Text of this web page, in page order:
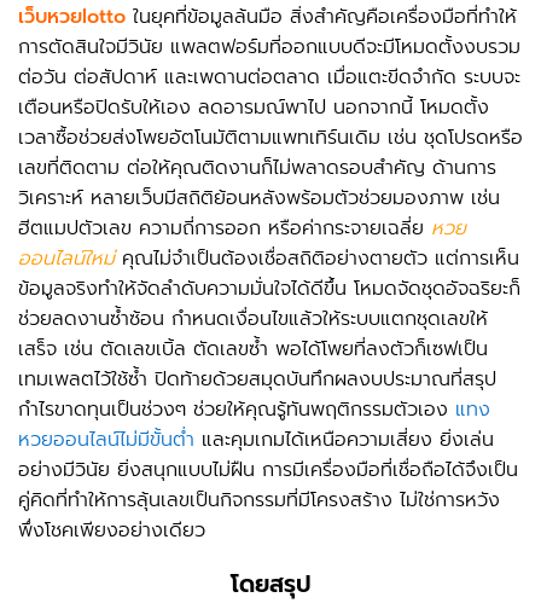
เว็บหวยlotto ในยุคที่ข้อมูลล้นมือ สิ่งสำคัญคือเครื่องมือที่ทำให้
การตัดสินใจมีวินัย แพลตฟอร์มที่ออกแบบดีจะมีโหมดตั้งงบรวม
ต่อวัน ต่อสัปดาห์ และเพดานต่อตลาด เมื่อแตะขีดจำกัด ระบบจะ
เตือนหรือปิดรับให้เอง ลดอารมณ์พาไป นอกจากนี้ โหมดตั้ง
เวลาซื้อช่วยส่งโพยอัตโนมัติตามแพทเทิร์นเดิม เช่น ชุดโปรดหรือ
เลขที่ติดตาม ต่อให้คุณติดงานก็ไม่พลาดรอบสำคัญ ด้านการ
วิเคราะห์ หลายเว็บมีสถิติย้อนหลังพร้อมตัวช่วยมองภาพ เช่น
ฮีตแมปตัวเลข ความถี่การออก หรือค่ากระจายเฉลี่ย หวย
ออนไลน์ใหม่ คุณไม่จำเป็นต้องเชื่อสถิติอย่างตายตัว แต่การเห็น
ข้อมูลจริงทำให้จัดลำดับความมั่นใจได้ดีขึ้น โหมดจัดชุดอัจฉริยะก็
ช่วยลดงานซ้ำซ้อน กำหนดเงื่อนไขแล้วให้ระบบแตกชุดเลขให้
เสร็จ เช่น ตัดเลขเบิ้ล ตัดเลขซ้ำ พอได้โพยที่ลงตัวก็เซฟเป็น
เทมเพลตไว้ใช้ซ้ำ ปิดท้ายด้วยสมุดบันทึกผลงบประมาณที่สรุป
กำไรขาดทุนเป็นช่วงๆ ช่วยให้คุณรู้ทันพฤติกรรมตัวเอง แทง
หวยออนไลน์ไม่มีขั้นต่ำ และคุมเกมได้เหนือความเสี่ยง ยิ่งเล่น
อย่างมีวินัย ยิ่งสนุกแบบไม่ฝืน การมีเครื่องมือที่เชื่อถือได้จึงเป็น
คู่คิดที่ทำให้การลุ้นเลขเป็นกิจกรรมที่มีโครงสร้าง ไม่ใช่การหวัง
พึ่งโชคเพียงอย่างเดียว
โดยสรุป